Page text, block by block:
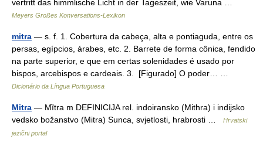
vertritt das himmlische Licht in der Tageszeit, wie Varuna …
Meyers Großes Konversations-Lexikon
mitra — s. f. 1. Cobertura da cabeça, alta e pontiaguda, entre os
persas, egípcios, árabes, etc. 2. Barrete de forma cônica, fendido
na parte superior, e que em certas solenidades é usado por
bispos, arcebispos e cardeais. 3. [Figurado] O poder… …
Dicionário da Língua Portuguesa
Mitra — Mȉtra m DEFINICIJA rel. indoiransko (Mithra) i indijsko
vedsko božanstvo (Mitra) Sunca, svjetlosti, hrabrosti …
Hrvatski
jezični portal